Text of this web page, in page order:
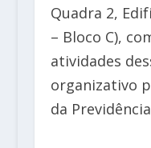
Quadra 2,
– Bloco C),
atividades
organizativo
da